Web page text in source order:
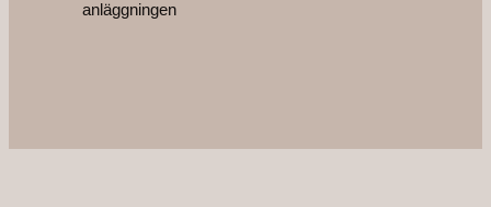
anläggningen